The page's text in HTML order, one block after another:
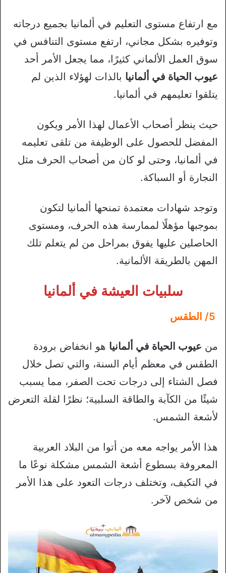
مع ارتفاع مستوى التعليم في ألمانيا بجميع درجاته
وتوفيره بشكل مجاني، ارتفع مستوى التنافس في
سوق العمل الألماني كثيرًا، مما يجعل الأمر أحد
عيوب الحياة في ألمانيا بالذات لهؤلاء الذين لم
يتلقوا تعليمهم في ألمانيا.
حيث ينظر أصحاب الأعمال لهذا الأمر ويكون
المفضل للحصول على الوظيفة من تلقى تعليمه
في ألمانيا، وحتى لو كان من أصحاب الحرف مثل
النجارة أو السباكة.
وتوجد شهادات معتمدة تمنحها ألمانيا لتكون
بموجبها مؤهلًا لممارسة هذه الحرف، ومستوى
الحاصلين عليها يفوق بمراحل من لم يتعلم تلك
المهن بالطريقة الألمانية.
سلبيات العيشة في ألمانيا
5/ الطقس
من عيوب الحياة في ألمانيا هو انخفاض برودة
الطقس في معظم أيام السنة، والتي تصل خلال
فصل الشتاء إلى درجات تحت الصفر، مما يسبب
شيئًا من الكآبة والطاقة السلبية؛ نظرًا لقلة التعرض
لأشعة الشمس.
هذا الأمر يواجه معه من أتوا من البلاد العربية
المعروفة بسطوع أشعة الشمس مشكلة نوعًا ما
في التكيف، وتختلف درجات التعود على هذا الأمر
من شخص لآخر.